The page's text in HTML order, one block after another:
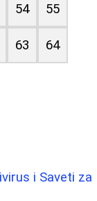
54 55
63 64
i Saveti za